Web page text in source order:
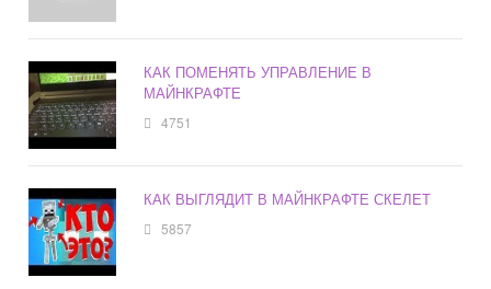
КАК ПОМЕНЯТЬ УПРАВЛЕНИЕ В
МАЙНКРАФТЕ
4751
КАК ВЫГЛЯДИТ В МАЙНКРАФТЕ СКЕЛЕТ
5857